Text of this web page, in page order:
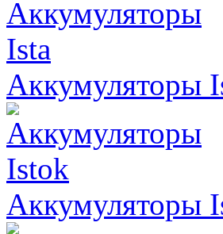
Аккумуляторы
Аккумуляторы